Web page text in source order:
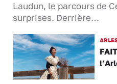
Laudun, le parcours de
surprises. Derrière…